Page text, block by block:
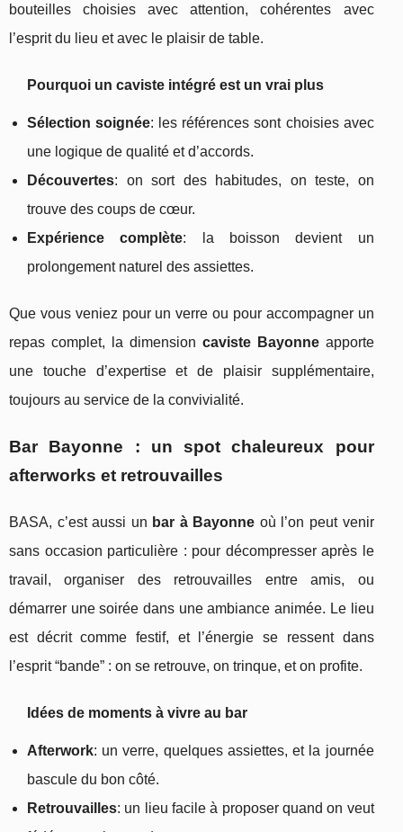
bouteilles choisies avec attention, cohérentes avec
l’esprit du lieu et avec le plaisir de table.
Pourquoi un caviste intégré est un vrai plus
Sélection soignée: les références sont choisies avec
une logique de qualité et d’accords.
Découvertes: on sort des habitudes, on teste, on
trouve des coups de cœur.
Expérience complète: la boisson devient un
prolongement naturel des assiettes.
Que vous veniez pour un verre ou pour accompagner un
repas complet, la dimension caviste Bayonneapporte
une touche d’expertise et de plaisir supplémentaire,
toujours au service de la convivialité.
Bar Bayonne : un spot chaleureux pour
afterworks et retrouvailles
BASA, c’est aussi un bar à Bayonne où l’on peut venir
sans occasion particulière : pour décompresser après le
travail, organiser des retrouvailles entre amis, ou
démarrer une soirée dans une ambiance animée. Le lieu
est décrit comme festif, et l’énergie se ressent dans
l’esprit “bande” : on se retrouve, on trinque, et on profite.
Idées de moments à vivre au bar
Afterwork: un verre, quelques assiettes, et la journée
bascule du bon côté.
Retrouvailles: un lieu facile à proposer quand on veut